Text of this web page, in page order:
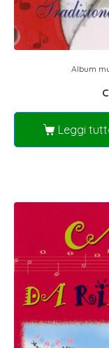
Album
Leggi